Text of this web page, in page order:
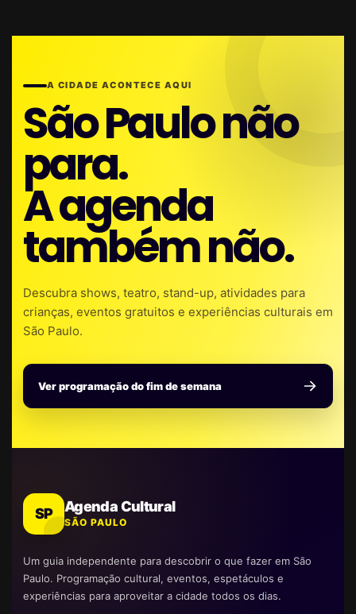
A CIDADE ACONTECE AQUI
São Paulo não
para.
A agenda
também não.
Descubra shows, teatro, stand-up, atividades para
crianças, eventos gratuitos e experiências culturais em
São Paulo.
Ver programação do fim de semana
SP Agenda Cultural
SÃO PAULO
Um guia independente para descobrir o que fazer em São
Paulo. Programação cultural, eventos, espetáculos e
experiências para aproveitar a cidade todos os dias.